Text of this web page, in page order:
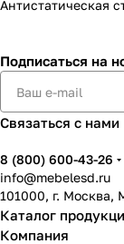
Антистатическая
Подписаться на
Связаться с нами
8 (800) 600-43-26
info@mebelesd.ru
101000, г. Москва,
Каталог
Компания